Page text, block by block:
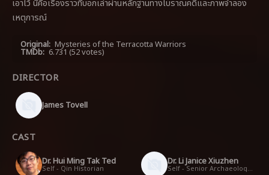
เอาไว้ นี่คือเรื่องราวที่บอกเล่าผ่านหลักฐานทางโบราณคดีและภาพจำลอง
เหตุการณ์
Original: Mysteries of the Terracotta Warriors
TMDb: 6.731 (52 votes)
DIRECTOR
James Tovell
CAST
Dr. Hui Ming Tak Ted
Self - Qin Historian
Dr. Li Janice Xiuzhen
Self - Senior Archaeologist